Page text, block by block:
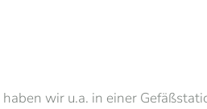
haben wir u.a. in einer